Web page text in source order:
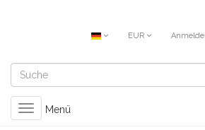
EUR
Toggle
navigation
Menü